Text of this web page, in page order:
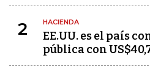
2 HACIENDA
EE.UU. es el país
pública con